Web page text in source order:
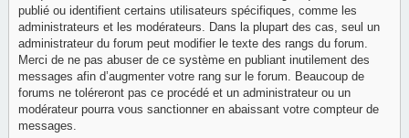
publié ou identifient certains utilisateurs spécifiques, comme les
administrateurs et les modérateurs. Dans la plupart des cas, seul un
administrateur du forum peut modifier le texte des rangs du forum.
Merci de ne pas abuser de ce système en publiant inutilement des
messages afin d’augmenter votre rang sur le forum. Beaucoup de
forums ne toléreront pas ce procédé et un administrateur ou un
modérateur pourra vous sanctionner en abaissant votre compteur de
messages.